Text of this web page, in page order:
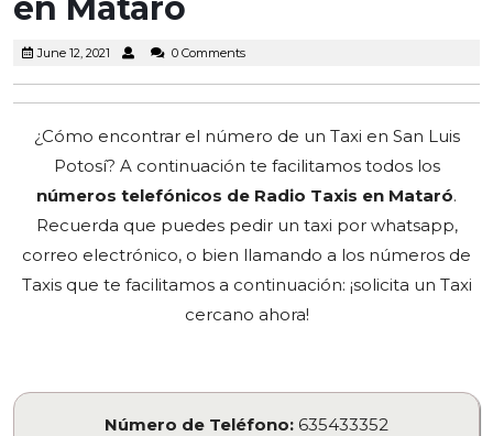
en Mataró
June 12, 2021 June
2021
0 Comments
¿Cómo encontrar el número de un Taxi en San Luis
Potosí? A continuación te facilitamos todos los
números telefónicos de Radio Taxis en Mataró.
Recuerda que puedes pedir un taxi por whatsapp,
correo electrónico, o bien llamando a los números de
Taxis que te facilitamos a continuación: ¡solicita un Taxi
cercano ahora!
Número de Teléfono: 635433352